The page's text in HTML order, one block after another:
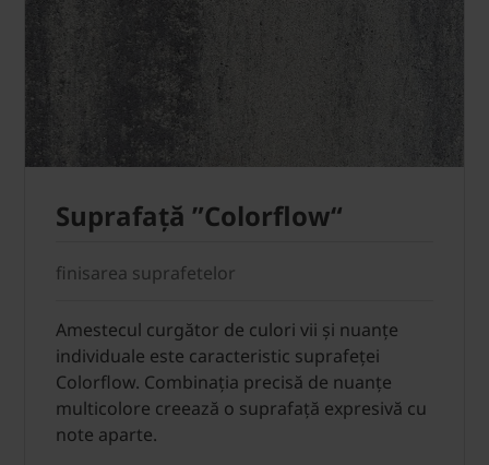
Suprafață ”Colorflow“
finisarea suprafetelor
Amestecul curgător de culori vii și nuanțe
individuale este caracteristic suprafeței
Colorflow. Combinația precisă de nuanțe
multicolore creează o suprafață expresivă cu
note aparte.